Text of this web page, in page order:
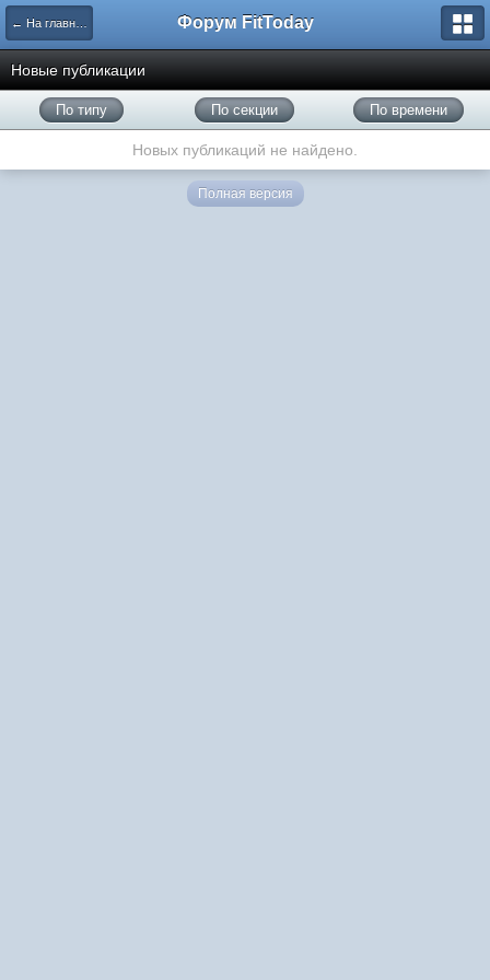
← На главную Форум FitToday
Новые публикации
По типу По секции По времени
Новых публикаций не найдено.
Полная версия